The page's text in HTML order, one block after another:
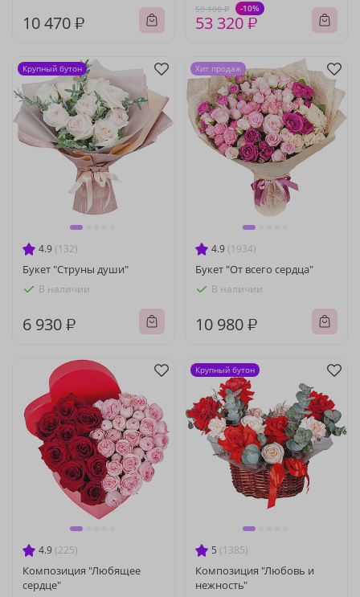
10 470 ₽
59 100 ₽ -10%
53 320 ₽
4.9 (132)
Букет "Струны души"
В наличии
6 930 ₽
Крупный бутон
4.9 (1934)
Букет "От всего сердца"
В наличии
10 980 ₽
Хит продаж
4.9 (225)
Композиция "Любящее
сердце"
5 (1385)
Композиция "Любовь и
нежность"
Крупный бутон